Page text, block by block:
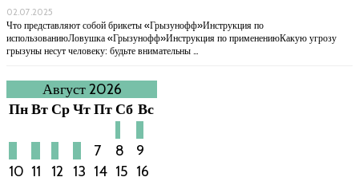
02.07.2025
Что представляют собой брикеты «Грызунофф»Инструкция по
использованиюЛовушка «Грызунофф»Инструкция по применениюКакую угрозу
грызуны несут человеку: будьте внимательны …
Август 2026
ПнВтСрЧтПтСб Вс
7 8
9
10 11 12 13 14 15 16